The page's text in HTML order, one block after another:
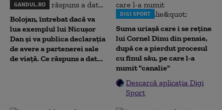
GANDUL.RO
Bolojan, întrebat dacă va
lua exemplul lui Nicușor
Dan și va publica declarația
de avere a partenerei sale
de viață. Ce răspuns a dat...
DIGI SPORT
Suma uriașă care i se reține
lui Cornel Dinu din pensie,
după ce a pierdut procesul
cu finul său, pe care l-a
numit "canalie"
Descarcă aplicația Digi
Sport